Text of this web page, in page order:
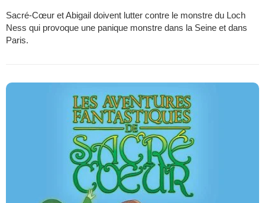
Sacré-Cœur et Abigail doivent lutter contre le monstre du Loch
Ness qui provoque une panique monstre dans la Seine et dans
Paris.